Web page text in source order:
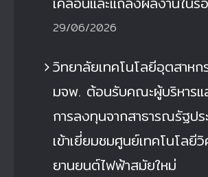
29/06/2026
วิทยาลัยเทคโนโลยีอุตสาหก
มจพ. ต้อนรับคณะผู้บริหารแ
การลงทุนจากสาธารณรัฐปร
เข้าเยี่ยมชมศูนย์เทคโนโลยี
ยานยนต์ไฟฟ้าสมัยใหม่